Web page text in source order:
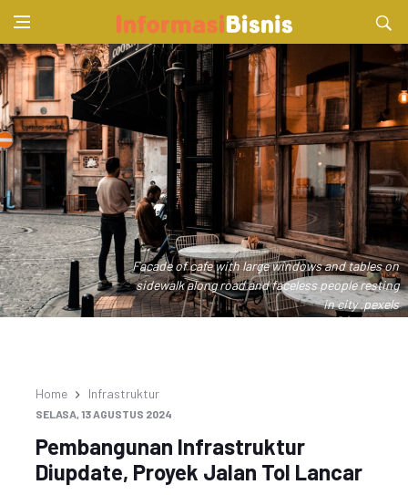
Facade of cafe with large windows and tables on
sidewalk along road and faceless people resting
in city .pexels
Home Infrastruktur
SELASA, 13 AGUSTUS 2024
Pembangunan Infrastruktur
Diupdate, Proyek Jalan Tol Lancar